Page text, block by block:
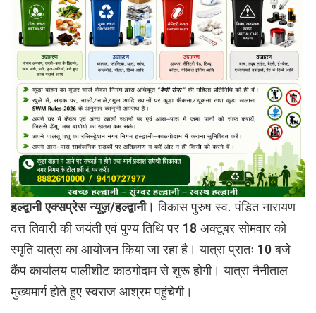
हल्द्वानी एक्सप्रेस न्यूज़/हल्द्वानी।विकास पुरुष स्व. पंडित नारायण
दत्त तिवारी की जयंती एवं पुण्य तिथि पर 18 अक्टूबर सोमवार को
स्मृति यात्रा का आयोजन किया जा रहा है। यात्रा प्रातः 10 बजे
कैंप कार्यालय पालीशीट काठगोदाम से शुरू होगी। यात्रा नैनीताल
मुख्यमार्ग होते हुए स्वराज आश्रम पहुंचेगी।